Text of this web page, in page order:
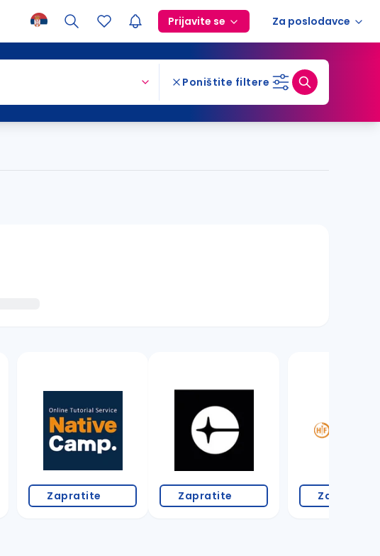
Prijavite se Za poslodavce
Poništite filtere
Zapratite Zapratite Zapratite